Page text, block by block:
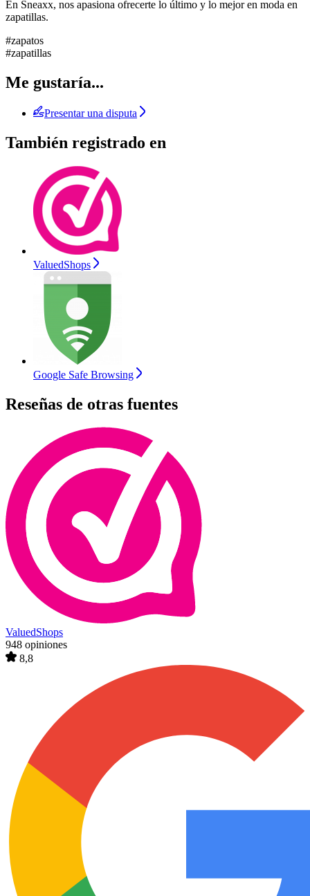
En Sneaxx, nos apasiona ofrecerte lo último y lo mejor en moda en
zapatillas.
#zapatos
#zapatillas
Me gustaría...
Presentar una disputa
También registrado en
ValuedShops
Google Safe Browsing
Reseñas de otras fuentes
ValuedShops
948 opiniones
8,8